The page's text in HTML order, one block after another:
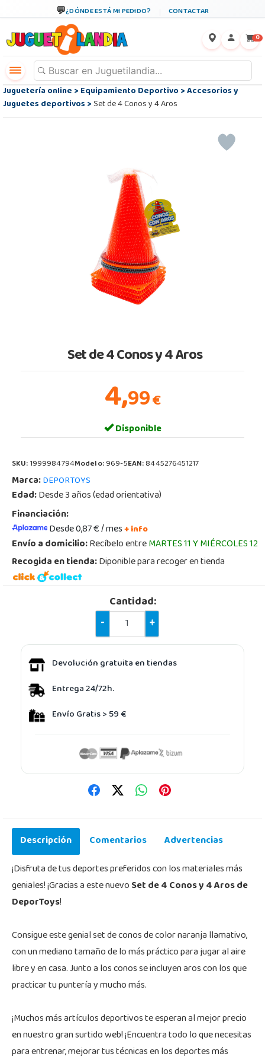
¿DÓNDE ESTÁ MI PEDIDO? CONTACTAR
0
Juguetería online>Equipamiento Deportivo>Accesorios y
Juguetes deportivos>Set de 4 Conos y 4 Aros
Set de 4 Conos y 4 Aros
4,99€
Disponible
SKU:1999984794Modelo:969-5EAN:8445276451217
Marca:DEPORTOYS
Edad:Desde 3 años (edad orientativa)
Financiación:
Desde 0,87 € / mes+ info
Envío a domicilio:Recíbelo entreMARTES 11 Y MIÉRCOLES 12
Recogida en tienda:Diponible para recoger en tienda
Cantidad:
-
+
Devolución gratuita en tiendas
Entrega 24/72h.
Envío Gratis > 59 €
Descripción Comentarios
Advertencias
¡Disfruta de tus deportes preferidos con los materiales más
geniales! ¡Gracias a este nuevoSet de 4 Conos y 4 Aros de
DeporToys!
Consigue este genial set de conos de color naranja llamativo,
con un mediano tamaño de lo más práctico para jugar al aire
libre y en casa. Junto a los conos se incluyen aros con los que
practicar tu puntería y mucho más.
¡Muchos más artículos deportivos te esperan al mejor precio
en nuestro gran surtido web! ¡Encuentra todo lo que necesitas
para entrenar, mejorar tus técnicas en los deportes más